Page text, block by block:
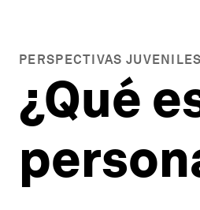
PERSPECTIVAS JUVENILES
¿Qué